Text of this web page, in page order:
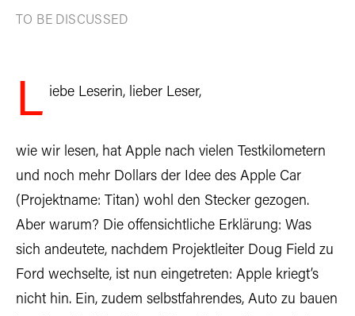
TO BE DISCUSSED
L iebe Leserin, lieber Leser,
wie wir lesen, hat Apple nach vielen Testkilometern
und noch mehr Dollars der Idee des Apple Car
(Projektname: Titan) wohl den Stecker gezogen.
Aber warum? Die offensichtliche Erklärung: Was
sich andeutete, nachdem Projektleiter Doug Field zu
Ford wechselte, ist nun eingetreten: Apple kriegt’s
nicht hin. Ein, zudem selbstfahrendes, Auto zu bauen